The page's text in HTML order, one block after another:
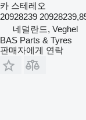
카 스테레오
20928239
네덜란드, Veghel
BAS Parts & Tyres
판매자에게 연락